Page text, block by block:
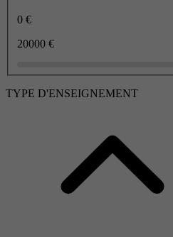
0 €
20000 €
TYPE D'ENSEIGNEMENT